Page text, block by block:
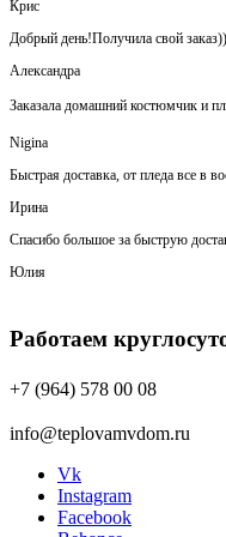
Крис
Добрый день!Получила свой
Александра
Заказала домашний костюмчик и
Nigina
Быстрая доставка, от пледа все в
Ирина
Спасибо большое за быструю
Юлия
Работаем
+7 (964) 578 00 08
info@teplovamvdom.ru
Vk
Instagram
Facebook